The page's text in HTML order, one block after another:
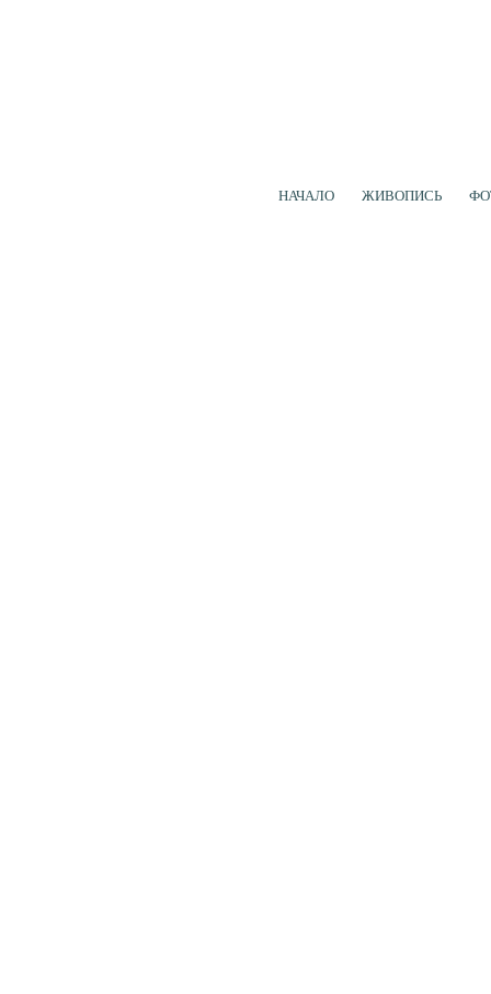
НАЧАЛО ЖИВОПИСЬ